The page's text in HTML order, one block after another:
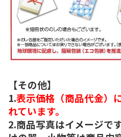
【その他】
1.表示価格（商品代金）
れています。
2.商品写真はイメージで